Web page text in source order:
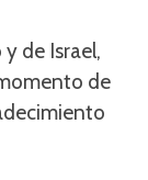
de Israel,
de